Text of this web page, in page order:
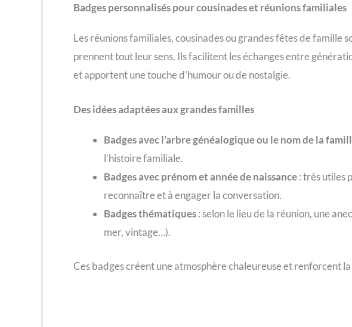
Badges personnalisés pour cousinades et réunions familiales
Les réunions familiales, cousinades ou grandes fêtes de famille
prennent tout leur sens. Ils facilitent les échanges entre
et apportent une touche d’humour ou de nostalgie.
Des idées adaptées aux grandes familles
Badges avec l’arbre généalogique ou le nom de la
l’histoire familiale.
Badges avec prénom et année de naissance: très utiles
reconnaître et à engager la conversation.
Badges thématiques: selon le lieu de la réunion, une
mer, vintage…).
Ces badges créent une atmosphère chaleureuse et renforcent